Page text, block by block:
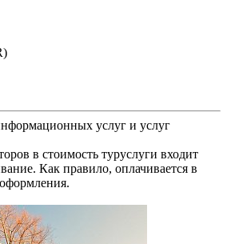
услуг и услуг
в стоимость туруслуги входит
Как правило, оплачивается в